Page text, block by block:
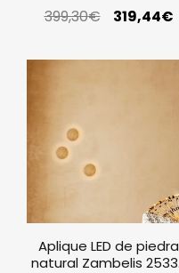
399,30€ 319,44€
Aplique LED de piedra
natural Zambelis